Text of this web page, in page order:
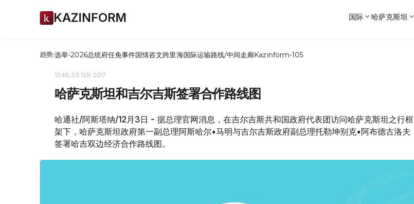
KAZINFORM 国际 哈萨克斯坦
趋势:选举-2026总统府任免事件国情咨文跨里海国际运输路线/中间走廊Kazinform-105
12:46, 03 12月 2017
哈萨克斯坦和吉尔吉斯签署合作路线图
哈通社/阿斯塔纳/12月3日 - 据总理官网消息，在吉尔吉斯共和国政府代表团访问哈萨克斯坦之行框
架下，哈萨克斯坦政府第一副总理阿斯哈尔•马明与吉尔吉斯政府副总理托勒坤别克•阿布德古洛夫
签署哈吉双边经济合作路线图。